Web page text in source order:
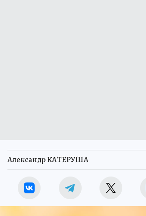
Александр КАТЕРУША